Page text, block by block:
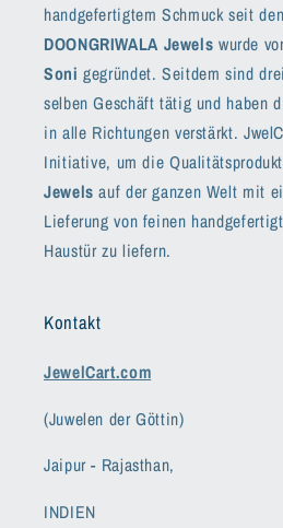
handgefertigtem Schmuck seit
DOONGRIWALA Jewels wurde
Soni gegründet. Seitdem sind
selben Geschäft tätig und haben
in alle Richtungen verstärkt.
Initiative, um die
Jewels auf der ganzen Welt mit
Lieferung von feinen
Haustür zu liefern.
Kontakt
JewelCart.com
(Juwelen der Göttin)
Jaipur - Rajasthan,
INDIEN